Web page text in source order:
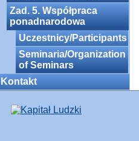
Zad. 5. Współpraca
ponadnarodowa
Uczestnicy/Participants
Seminaria/Organization
of Seminars
Kontakt